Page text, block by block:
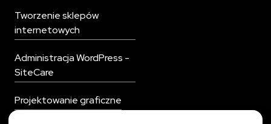
Tworzenie sklepów
internetowych
Administracja WordPress -
SiteCare
Projektowanie graficzne